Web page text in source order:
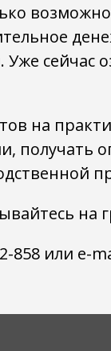
на
получать
на
858 или e-